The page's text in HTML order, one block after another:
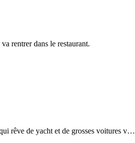
rentrer dans le restaurant.
rêve de yacht et de grosses voitures v…